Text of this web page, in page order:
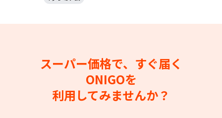
スーパー価格で、すぐ届く
ONIGOを
利用してみませんか？